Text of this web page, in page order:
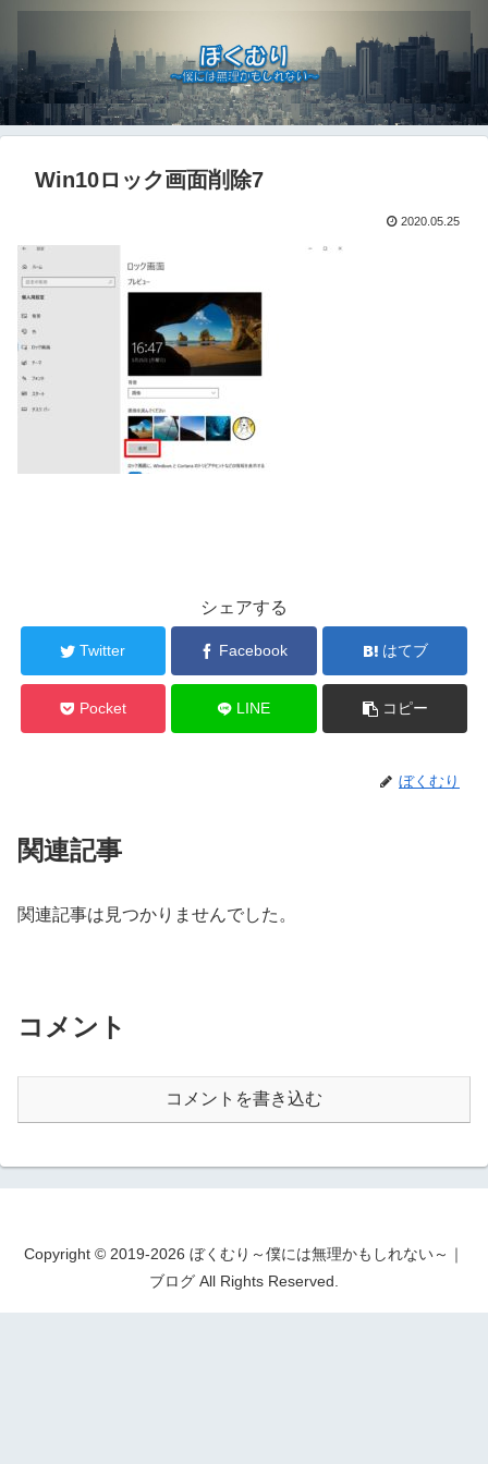
Win10ロック画面削除7
2020.05.25
シェアする
Twitter Facebook はてブ
Pocket LINE コピー
ぼくむり
関連記事
関連記事は見つかりませんでした。
コメント
コメントを書き込む
Copyright © 2019-2026 ぼくむり～僕には無理かもしれない～｜
ブログ All Rights Reserved.